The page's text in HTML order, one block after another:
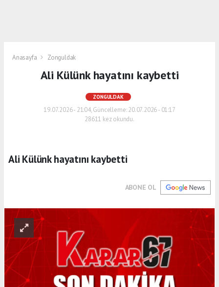
Anasayfa Zonguldak
Ali Külünk hayatını kaybetti
ZONGULDAK
19.07.2026 - 21:04, Güncelleme: 20.07.2026 - 01:17
28611 kez okundu.
Ali Külünk hayatını kaybetti
ABONE OL